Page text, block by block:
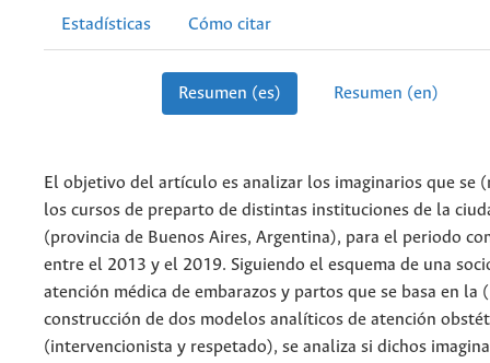
Estadísticas Cómo citar
Resumen (es) Resumen (en)
El objetivo del artículo es analizar los imaginarios que se
los cursos de preparto de distintas instituciones de la
(provincia de Buenos Aires, Argentina), para el periodo
entre el 2013 y el 2019. Siguiendo el esquema de una
atención médica de embarazos y partos que se basa en la
construcción de dos modelos analíticos de atención
(intervencionista y respetado), se analiza si dichos